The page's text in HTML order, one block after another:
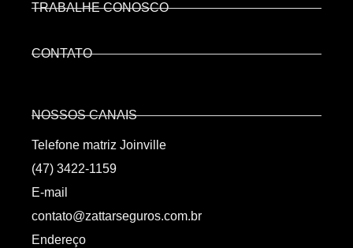
TRABALHE CONOSCO
CONTATO
NOSSOS CANAIS
Telefone matriz Joinville
(47) 3422-1159
E-mail
contato@zattarseguros.com.br
Endereço